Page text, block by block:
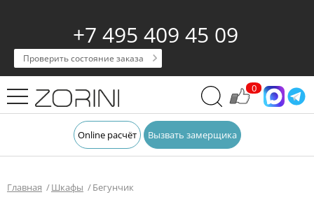
+7 495 409 45 09
Проверить состояние заказа
0
Online расчёт Вызвать замерщика
Главная Шкафы Бегунчик